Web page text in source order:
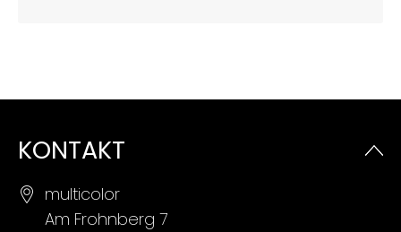
KONTAKT
multicolor
Am Frohnberg 7